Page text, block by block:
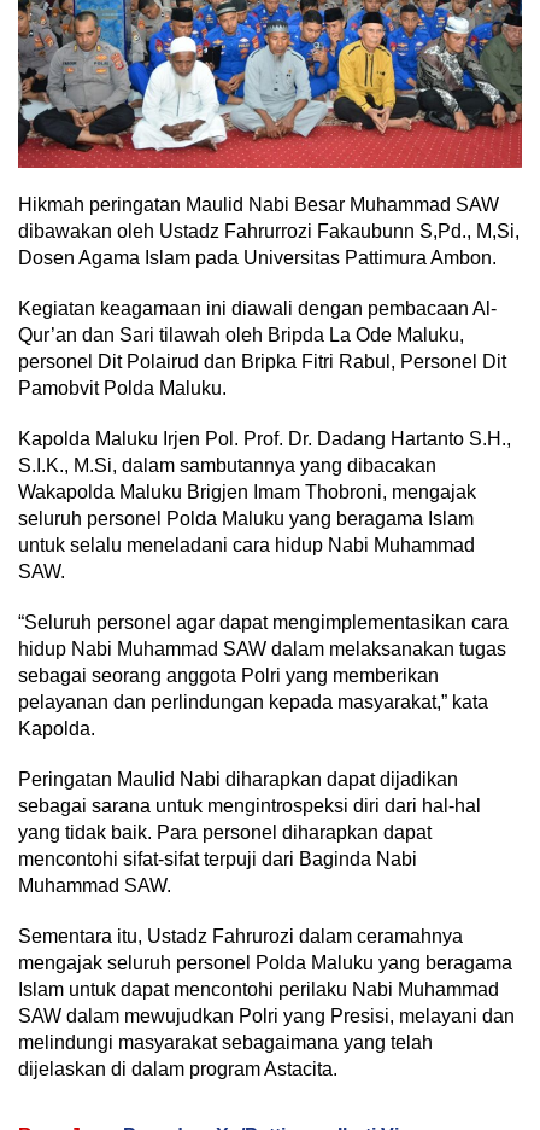
Hikmah peringatan Maulid Nabi Besar Muhammad SAW
dibawakan oleh Ustadz Fahrurrozi Fakaubunn S,Pd., M,Si,
Dosen Agama Islam pada Universitas Pattimura Ambon.
Kegiatan keagamaan ini diawali dengan pembacaan Al-
Qur’an dan Sari tilawah oleh Bripda La Ode Maluku,
personel Dit Polairud dan Bripka Fitri Rabul, Personel Dit
Pamobvit Polda Maluku.
Kapolda Maluku Irjen Pol. Prof. Dr. Dadang Hartanto S.H.,
S.I.K., M.Si, dalam sambutannya yang dibacakan
Wakapolda Maluku Brigjen Imam Thobroni, mengajak
seluruh personel Polda Maluku yang beragama Islam
untuk selalu meneladani cara hidup Nabi Muhammad
SAW.
“Seluruh personel agar dapat mengimplementasikan cara
hidup Nabi Muhammad SAW dalam melaksanakan tugas
sebagai seorang anggota Polri yang memberikan
pelayanan dan perlindungan kepada masyarakat,” kata
Kapolda.
Peringatan Maulid Nabi diharapkan dapat dijadikan
sebagai sarana untuk mengintrospeksi diri dari hal-hal
yang tidak baik. Para personel diharapkan dapat
mencontohi sifat-sifat terpuji dari Baginda Nabi
Muhammad SAW.
Sementara itu, Ustadz Fahrurozi dalam ceramahnya
mengajak seluruh personel Polda Maluku yang beragama
Islam untuk dapat mencontohi perilaku Nabi Muhammad
SAW dalam mewujudkan Polri yang Presisi, melayani dan
melindungi masyarakat sebagaimana yang telah
dijelaskan di dalam program Astacita.